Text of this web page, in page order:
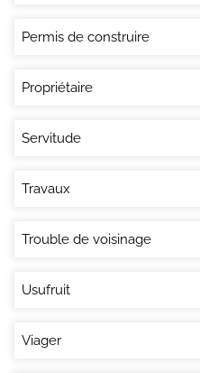
Permis de construire
Propriétaire
Servitude
Travaux
Trouble de voisinage
Usufruit
Viager